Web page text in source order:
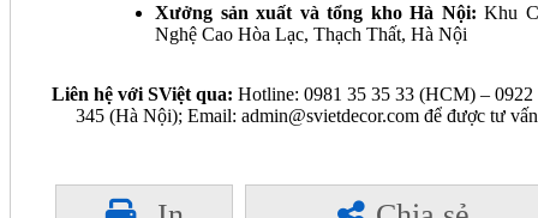
Xưởng sản xuất và tổng kho Hà Nội: Khu
Nghệ Cao Hòa Lạc, Thạch Thất, Hà Nội
Liên hệ với SViệt qua: Hotline: 0981 35 35 33 (HCM) – 0922
345 (Hà Nội); Email: admin@svietdecor.com để được tư